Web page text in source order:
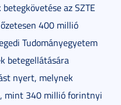
az SZTE
400 millió
Tudományegyetem
betegellátására
nyert, melynek
mint 340 millió forintnyi